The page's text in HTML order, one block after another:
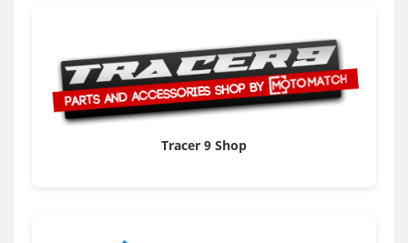
Tracer 9 Shop